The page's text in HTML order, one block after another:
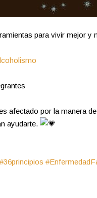
para vivir mejor y
afectado por la manera
ayudarte.
#36principios